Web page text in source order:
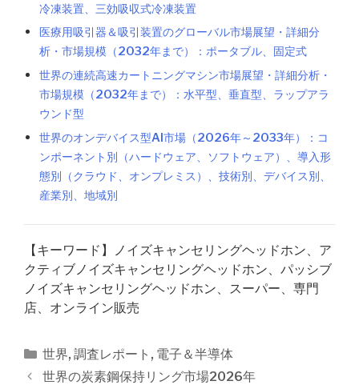
冷凍装置、三効吸収式冷凍装置
医療用吸引器＆吸引装置のグローバル市場展望・詳細分
析・市場規模（2032年まで）：ポータブル、固定式
世界の連続高速カートニングマシン市場展望・詳細分析・
市場規模（2032年まで）：水平型、垂直型、ラップアラ
ウンド型
世界のオンデバイス型AI市場（2026年～2033年）：コ
ンポーネント別（ハードウェア、ソフトウェア）、導入形
態別（クラウド、オンプレミス）、技術別、デバイス別、
産業別、地域別
【キーワード】ノイズキャンセリングヘッドホン、ア
クティブノイズキャンセリングヘッドホン、パッシブ
ノイズキャンセリングヘッドホン、スーパー、専門
店、オンライン販売
カ
テ
世界, 調査レポート , 電子＆半導体
投
世界の炭素鋼保持リング市場2026年